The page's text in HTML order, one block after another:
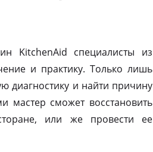
KitchenAid специалисты из
и практику. Только лишь
диагностику и найти причину
мастер сможет восстановить
или же провести ее